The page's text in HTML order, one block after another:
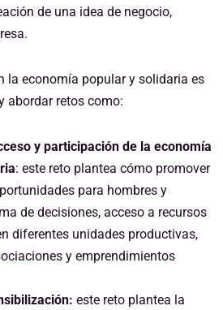
de una idea de negocio,
la economía popular y solidaria es
abordar retos como:
y participación de la economía
: este reto plantea cómo promover
para hombres y
de decisiones, acceso a recursos
diferentes unidades productivas,
y emprendimientos
este reto plantea la